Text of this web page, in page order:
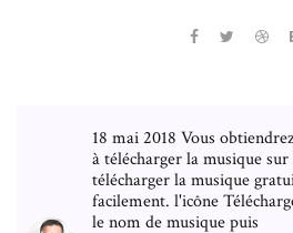
18 mai 2018 Vous
à télécharger la musique
télécharger la musique
facilement. l'icône
le nom de musique puis